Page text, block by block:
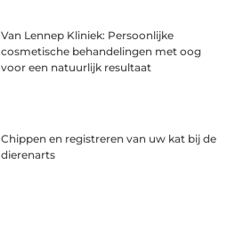
Van Lennep Kliniek: Persoonlijke
cosmetische behandelingen met oog
voor een natuurlijk resultaat
Chippen en registreren van uw kat bij de
dierenarts